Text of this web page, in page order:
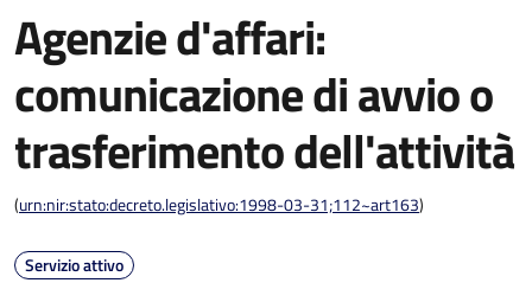
Agenzie d'affari:
comunicazione di avvio o
trasferimento dell'attività
(urn:nir:stato:decreto.legislativo:1998-03-31;112~art163)
Servizio attivo